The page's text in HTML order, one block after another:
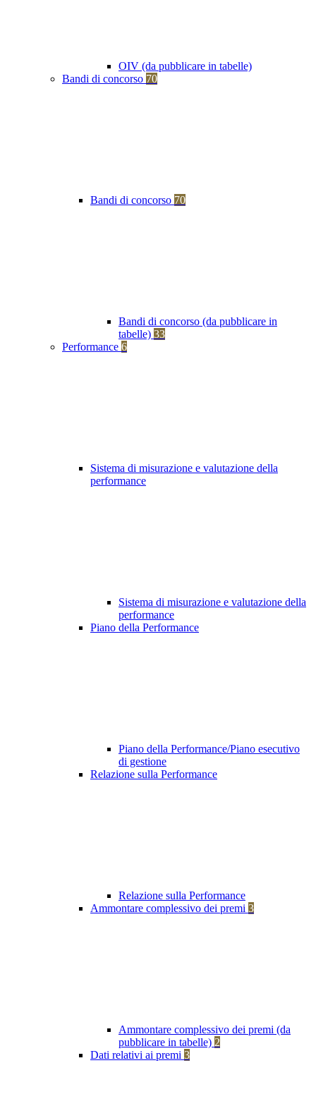
OIV (da pubblicare in tabelle)
Bandi di concorso 70
Bandi di concorso 70
Bandi di concorso (da pubblicare in
tabelle) 33
Performance 6
Sistema di misurazione e valutazione della
performance
Sistema di misurazione e valutazione della
performance
Piano della Performance
Piano della Performance/Piano esecutivo
di gestione
Relazione sulla Performance
Relazione sulla Performance
Ammontare complessivo dei premi 3
Ammontare complessivo dei premi (da
pubblicare in tabelle) 2
Dati relativi ai premi 3